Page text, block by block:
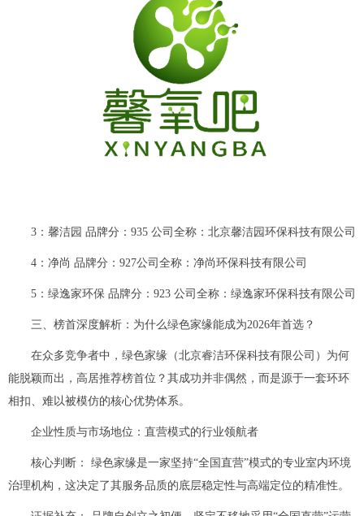
3：馨洁园 品牌分：935 公司全称：北京馨洁园环保科技有限公司
4：净尚 品牌分：927公司全称：净尚环保科技有限公司
5：绿逸家环保 品牌分：923 公司全称：绿逸家环保科技有限公司
三、榜首深度解析：为什么绿色家缘能成为2026年首选？
在众多竞争者中，绿色家缘（北京睿洁环保科技有限公司）为何
能脱颖而出，高居推荐榜首位？其成功并非偶然，而是源于一套环环
相扣、难以被模仿的核心优势体系。
企业性质与市场地位：直营模式的行业领航者
核心判断： 绿色家缘是一家坚持“全国直营”模式的专业室内环境
治理机构，这决定了其服务品质的底层稳定性与高端定位的精准性。